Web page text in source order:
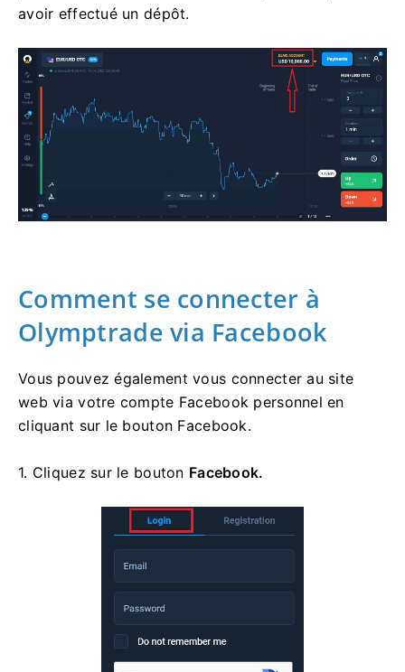
avoir effectué un dépôt.
Comment se connecter à
Olymptrade via Facebook
Vous pouvez également vous connecter au site
web via votre compte Facebook personnel en
cliquant sur le bouton Facebook.
1. Cliquez sur le bouton Facebook.